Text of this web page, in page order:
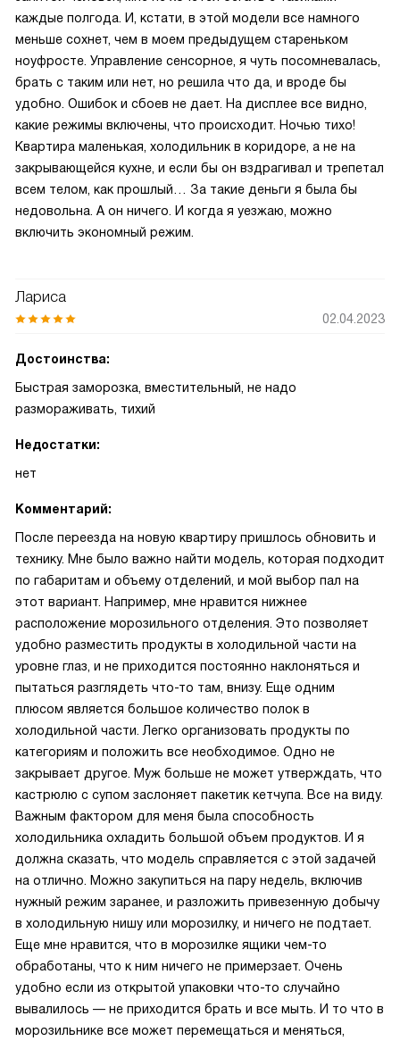
каждые полгода. И, кстати, в этой модели все намного
меньше сохнет, чем в моем предыдущем стареньком
ноуфросте. Управление сенсорное, я чуть посомневалась,
брать с таким или нет, но решила что да, и вроде бы
удобно. Ошибок и сбоев не дает. На дисплее все видно,
какие режимы включены, что происходит. Ночью тихо!
Квартира маленькая, холодильник в коридоре, а не на
закрывающейся кухне, и если бы он вздрагивал и трепетал
всем телом, как прошлый… За такие деньги я была бы
недовольна. А он ничего. И когда я уезжаю, можно
включить экономный режим.
Лариса
02.04.2023
Достоинства:
Быстрая заморозка, вместительный, не надо
размораживать, тихий
Недостатки:
нет
Комментарий:
После переезда на новую квартиру пришлось обновить и
технику. Мне было важно найти модель, которая подходит
по габаритам и объему отделений, и мой выбор пал на
этот вариант. Например, мне нравится нижнее
расположение морозильного отделения. Это позволяет
удобно разместить продукты в холодильной части на
уровне глаз, и не приходится постоянно наклоняться и
пытаться разглядеть что-то там, внизу. Еще одним
плюсом является большое количество полок в
холодильной части. Легко организовать продукты по
категориям и положить все необходимое. Одно не
закрывает другое. Муж больше не может утверждать, что
кастрюлю с супом заслоняет пакетик кетчупа. Все на виду.
Важным фактором для меня была способность
холодильника охладить большой объем продуктов. И я
должна сказать, что модель справляется с этой задачей
на отлично. Можно закупиться на пару недель, включив
нужный режим заранее, и разложить привезенную добычу
в холодильную нишу или морозилку, и ничего не подтает.
Еще мне нравится, что в морозилке ящики чем-то
обработаны, что к ним ничего не примерзает. Очень
удобно если из открытой упаковки что-то случайно
вывалилось — не приходится брать и все мыть. И то что в
морозильнике все может перемещаться и меняться,